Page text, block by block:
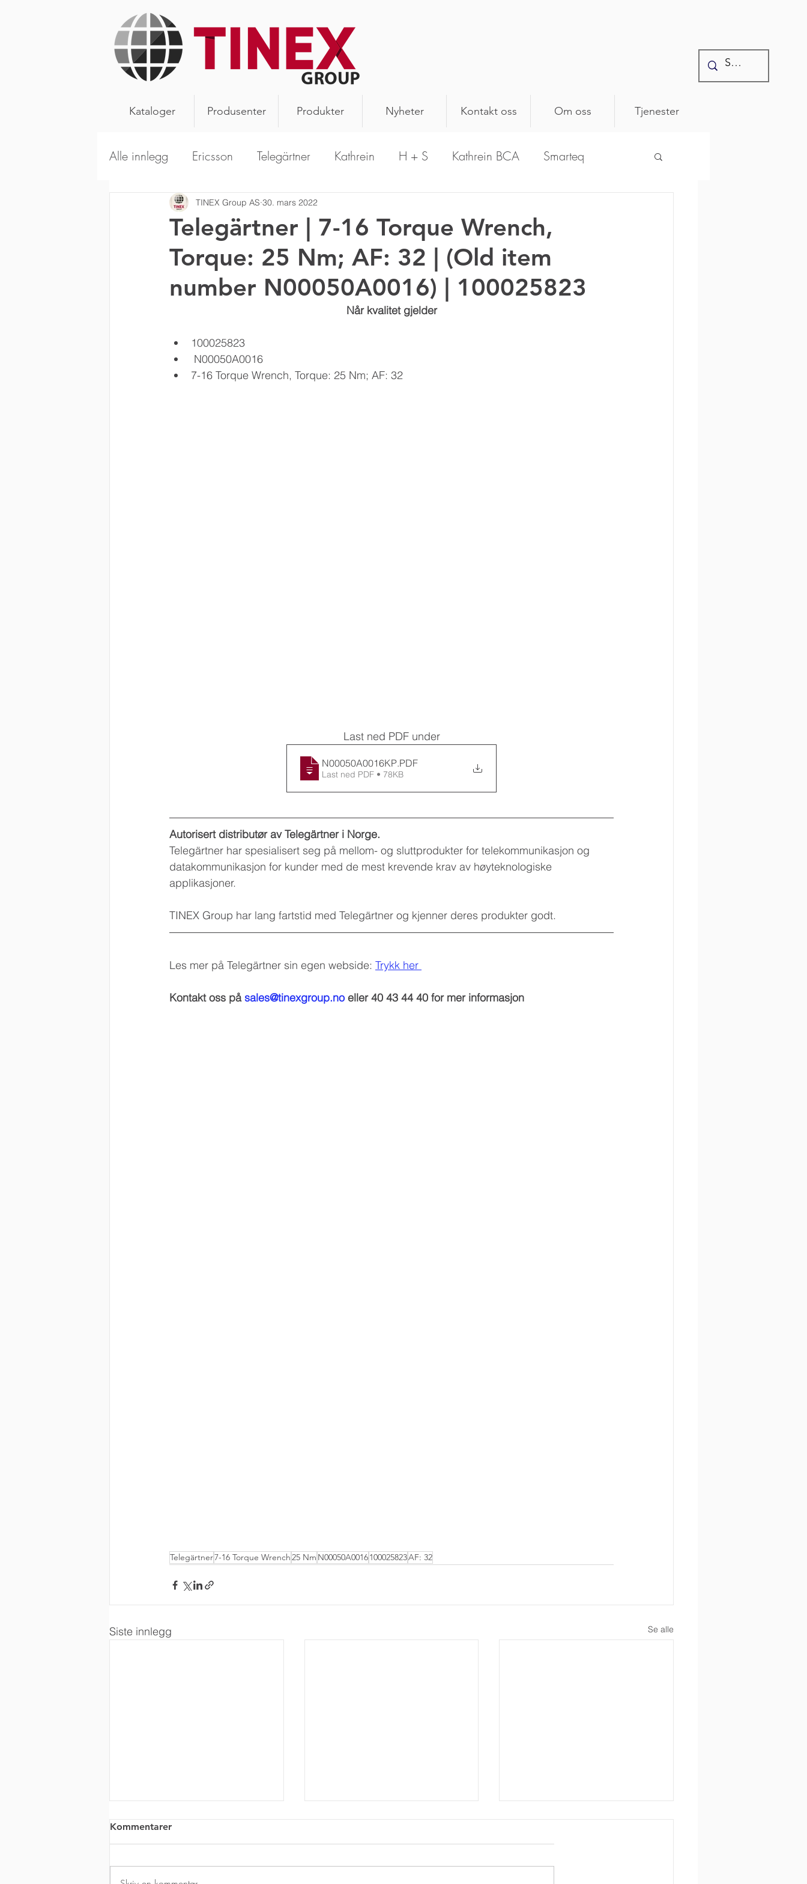
Kataloger Produsenter Produkter Nyheter Kontakt oss Om oss Tjenester
Alle innlegg Ericsson Telegärtner Kathrein H + S Kathrein BCA Smarteq
Alpha Wireless Aerials PrecisionWave
Kathrein Broadcast Scan Antenna Aerial Oy Kathrein Solutions Rosenberger
Kathrein DS EUPEN Kathrein Digital Systems Aldena Dual B AccuLink
Telegärtner | 7-16 Torque Wrench,
Torque: 25 Nm; AF: 32 | (Old item
number N00050A0016) | 100025823
TINEX Group AS 30. mars 2022
Når kvalitet gjelder
100025823
N00050A0016
7-16 Torque Wrench, Torque: 25 Nm; AF: 32
Last ned PDF under
N00050A0016KP.PDF
Last ned PDF • 78KB
Autorisert distributør av Telegärtner i Norge.
Telegärtner har spesialisert seg på mellom- og sluttprodukter for telekommunikasjon og
datakommunikasjon for kunder med de mest krevende krav av høyteknologiske
applikasjoner.
TINEX Group har lang fartstid med Telegärtner og kjenner deres produkter godt.
Les mer på Telegärtner sin egen webside: Trykk her
Kontakt oss på sales@tinexgroup.no eller 40 43 44 40 for mer informasjon
Telegärtner7-16 Torque Wrench25 Nm N00050A0016100025823AF: 32
Siste innlegg Se alle
Kommentarer